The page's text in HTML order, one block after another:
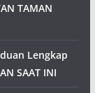
TAMAN
Lengkap
SAAT INI